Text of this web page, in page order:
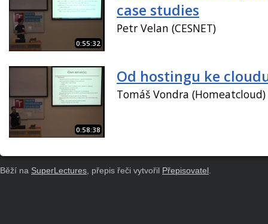
0:55:32
case studies
Petr Velan (CESNET)
0:58:38
Od hostingu ke
Tomáš Vondra (Homeatcloud)
Běží na SuperLectures, přepis řeči vytvořil Přepisovatel .